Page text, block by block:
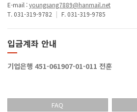
E-mail :youngsang7889@hanmail.net
T. 031-319-9782 | F. 031-319-9785
입금계좌 안내
기업은행 451-061907-01-011 전훈
FAQ